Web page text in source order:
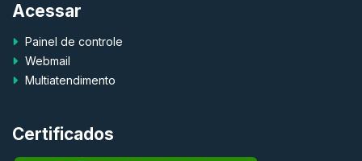
Acessar
Painel de controle
Webmail
Multiatendimento
Certificados